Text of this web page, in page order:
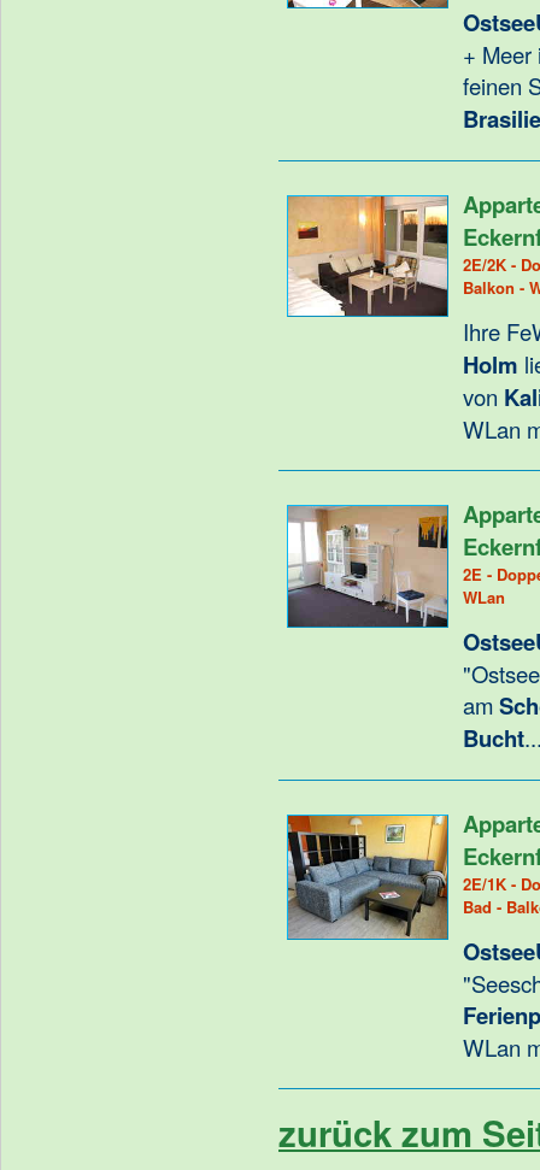
+ Meer
feinen
2E/2K -
Balkon -
Ihre
Holm
von
WLan
2E -
WLan
am
Bucht
2E/1K -
Bad -
WLan
zurück zum